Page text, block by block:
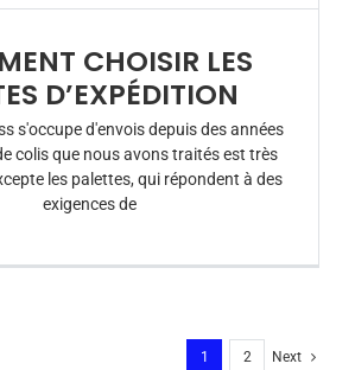
CHOISIR LES
D’EXPÉDITION
s'occupe d'envois depuis des années
colis que nous avons traités est très
les palettes, qui répondent à des
exigences de
1 2 Next